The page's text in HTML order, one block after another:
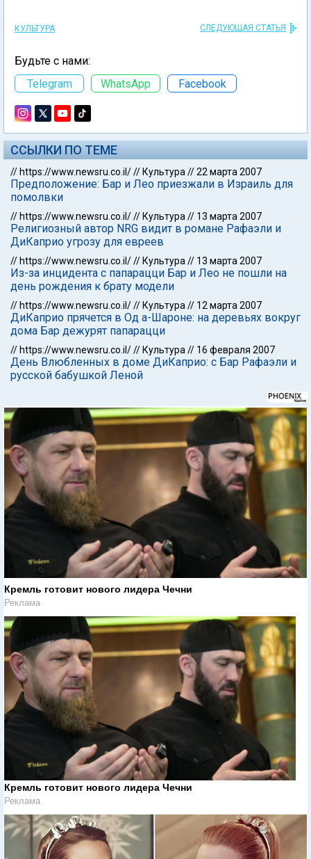
КУЛЬТУРА СЛЕДУЮЩАЯ СТАТЬЯ
Будьте с нами:
Telegram
WhatsApp Facebook
ССЫЛКИ ПО ТЕМЕ
// https://www.newsru.co.il/// Культура //22 марта 2007
Предположение: Бар и Лео приезжали в Израиль для
помолвки
// https://www.newsru.co.il/// Культура // 13 марта 2007
Религиозный автор NRG видит в романе Рафаэли и
ДиКаприо угрозу для евреев
// https://www.newsru.co.il/// Культура // 13 марта 2007
Из-за инцидента с папарацци Бар и Лео не пошли на
день рождения к брату модели
// https://www.newsru.co.il/// Культура // 12 марта 2007
ДиКаприо прячется в Од а-Шароне: на деревьях вокруг
дома Бар дежурят папарацци
// https://www.newsru.co.il/// Культура // 16 февраля 2007
День Влюбленных в доме ДиКаприо: с Бар Рафаэли и
русской бабушкой Леной
Кремль готовит нового лидера Чечни
Реклама
Кремль готовит нового лидера Чечни
Реклама